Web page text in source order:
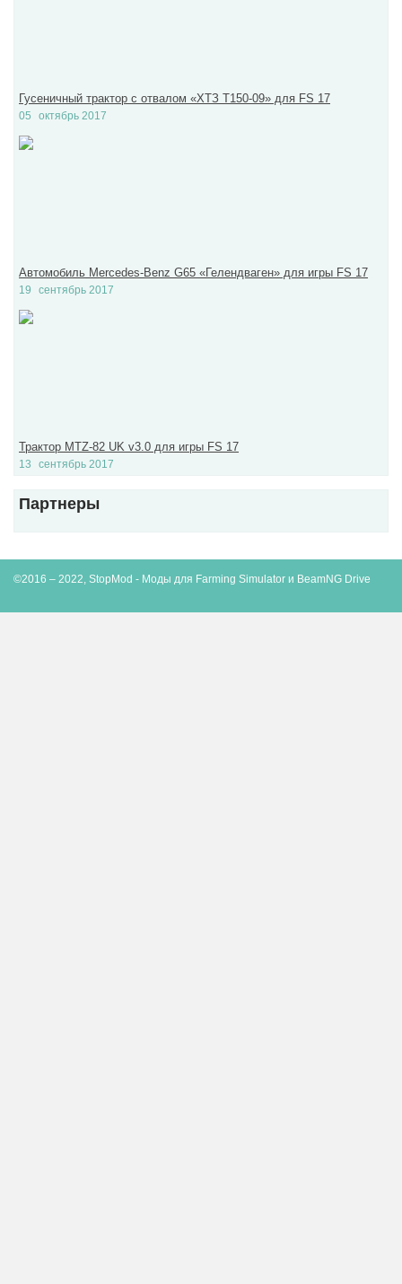
Гусеничный трактор с отвалом «ХТЗ Т150-09» для FS 17
05 октябрь 2017
Автомобиль Mercedes-Benz G65 «Гелендваген» для игры FS 17
19 сентябрь 2017
Трактор MTZ-82 UK v3.0 для игры FS 17
13 сентябрь 2017
Партнеры
©2016 – 2022, StopMod - Моды для Farming Simulator и BeamNG Drive